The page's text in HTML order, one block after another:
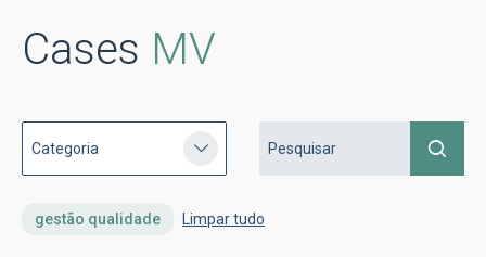
Cases MV
gestão qualidade Limpar tudo